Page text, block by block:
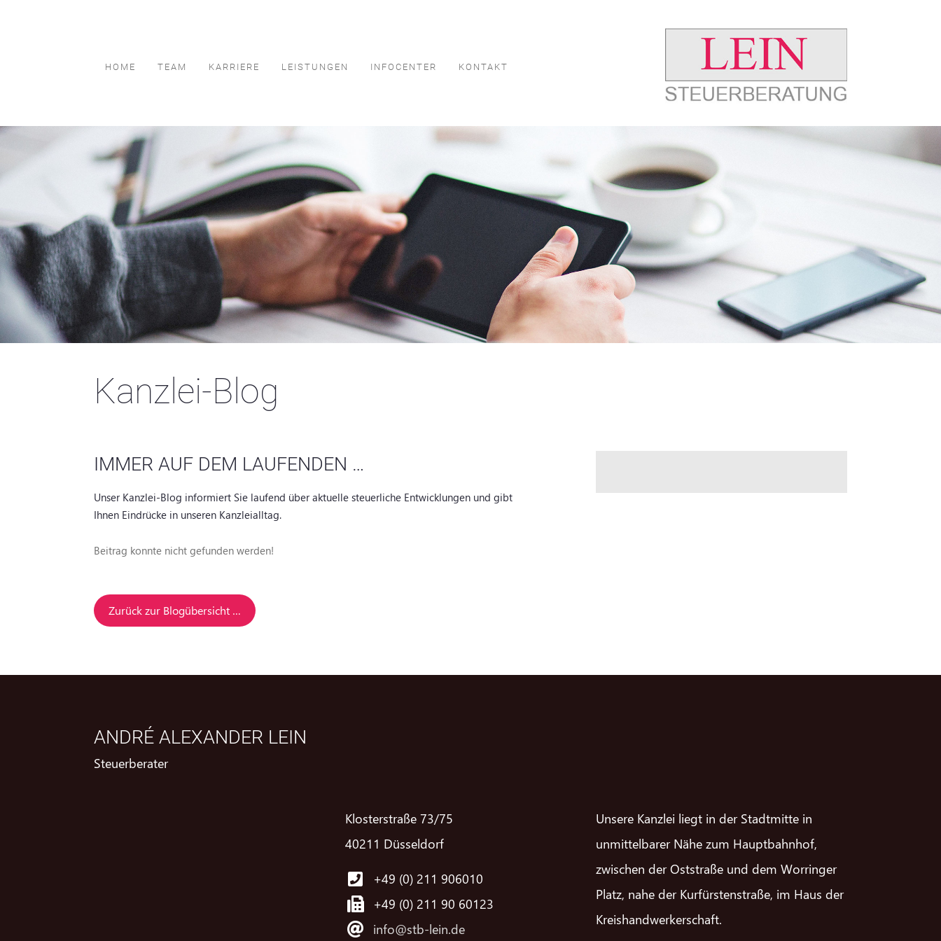
HOME TEAM KARRIERE LEISTUNGEN INFOCENTER KONTAKT
Kanzlei-Blog
IMMER AUF DEM LAUFENDEN …
Unser Kanzlei-Blog informiert Sie laufend über aktuelle steuerliche Entwicklungen und gibt
Ihnen Eindrücke in unseren Kanzleialltag.
Beitrag konnte nicht gefunden werden!
Zurück zur Blogübersicht …
ANDRÉ ALEXANDER LEIN
Steuerberater
Klosterstraße 73/75
40211 Düsseldorf
+49 (0) 211 906010
+49 (0) 211 90 60123
info@stb-lein.de
Unsere Kanzlei liegt in der Stadtmitte in
unmittelbarer Nähe zum Hauptbahnhof,
zwischen der Oststraße und dem Worringer
Platz, nahe der Kurfürstenstraße, im Haus der
Kreishandwerkerschaft.